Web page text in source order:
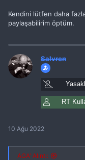
Kendini lütfen daha
paylaşabilirim öptüm.
Salvren
RT
10 Ağu 2022
AGA' Alıntı: